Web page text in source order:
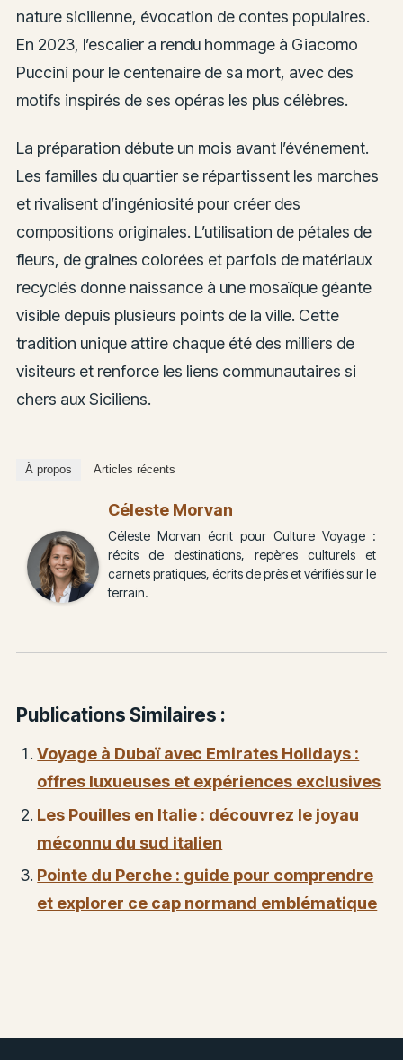
nature sicilienne, évocation de contes populaires.
En 2023, l’escalier a rendu hommage à Giacomo
Puccini pour le centenaire de sa mort, avec des
motifs inspirés de ses opéras les plus célèbres.
La préparation débute un mois avant l’événement.
Les familles du quartier se répartissent les marches
et rivalisent d’ingéniosité pour créer des
compositions originales. L’utilisation de pétales de
fleurs, de graines colorées et parfois de matériaux
recyclés donne naissance à une mosaïque géante
visible depuis plusieurs points de la ville. Cette
tradition unique attire chaque été des milliers de
visiteurs et renforce les liens communautaires si
chers aux Siciliens.
À propos Articles récents
Céleste Morvan
Céleste Morvan écrit pour Culture Voyage :
récits de destinations, repères culturels et
carnets pratiques, écrits de près et vérifiés sur le
terrain.
Publications Similaires :
Voyage à Dubaï avec Emirates Holidays :
offres luxueuses et expériences exclusives
Les Pouilles en Italie : découvrez le joyau
méconnu du sud italien
Pointe du Perche : guide pour comprendre
et explorer ce cap normand emblématique